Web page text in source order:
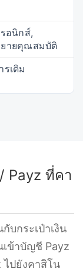
รอนิกส์,
ายคุณสมบัติ
เดิม
Payz ที่คา
บกระเป๋าเงิน
ข้าบัญชี Payz
ปยังคาสิโน